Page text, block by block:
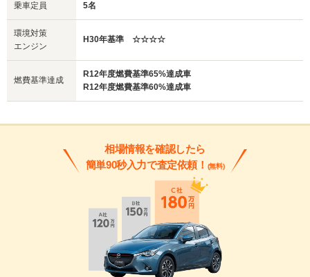
乗車定員 5名
環境対策
エンジン
H30年基準 ☆☆☆☆
燃費基準達成
R12年度燃費基準65%達成車
R12年度燃費基準60%達成車
相場情報を確認したら
簡単90秒入力で査定依頼！ (無料)